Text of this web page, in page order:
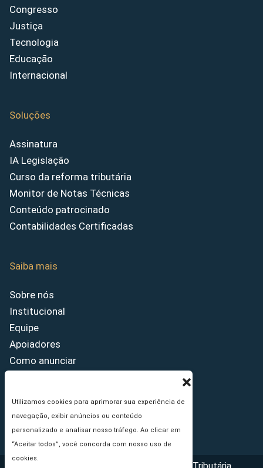
Utilizamos cookies para aprimorar sua experiência de
navegação, exibir anúncios ou conteúdo
personalizado e analisar nosso tráfego. Ao clicar em
“Aceitar todos”, você concorda com nosso uso de
cookies.
Congresso
Justiça
Tecnologia
Educação
Internacional
Soluções
Assinatura
IA Legislação
Curso da reforma tributária
Monitor de Notas Técnicas
Conteúdo patrocinado
Contabilidades Certificadas
Saiba mais
Sobre nós
Institucional
Equipe
Apoiadores
Como anunciar
Princípios Editoriais